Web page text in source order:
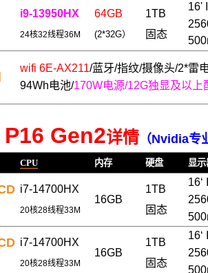
i9-13950HX
24核32线程36M
64GB
(2*32G）
1TB
固态
16'
wifi 6E-AX211/蓝牙/指纹/摄像头/2*雷
94Wh电池/170W电源/12G独显及以上
P16 Gen2详情 （Nvidia专
CPU 内存 硬盘 显示
i7-14700HX
20核28线程33M
16GB
1TB
固态
16‘
5
i7-14700HX
20核28线程33M
16GB
1TB
固态
16‘
5